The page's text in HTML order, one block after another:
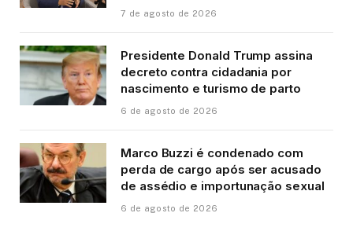
7 de agosto de 2026
Presidente Donald Trump assina
decreto contra cidadania por
nascimento e turismo de parto
6 de agosto de 2026
Marco Buzzi é condenado com
perda de cargo após ser acusado
de assédio e importunação sexual
6 de agosto de 2026